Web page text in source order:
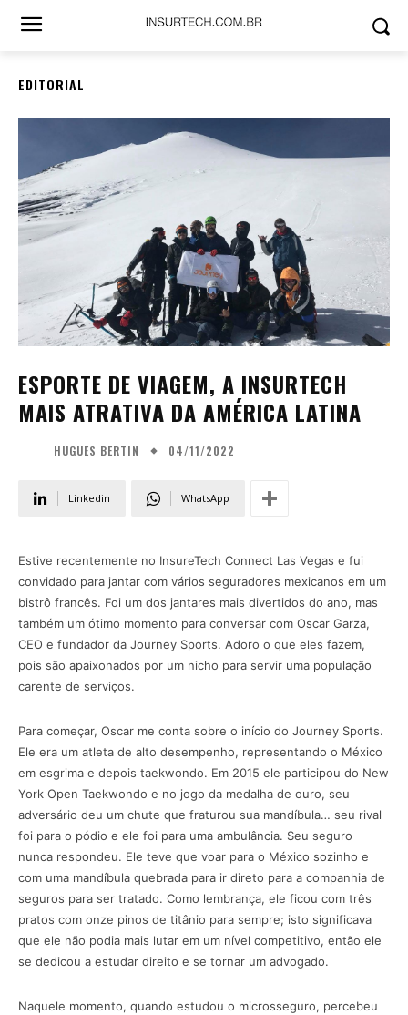
EDITORIAL
ESPORTE DE VIAGEM, A INSURTECH
MAIS ATRATIVA DA AMÉRICA LATINA
HUGUES BERTIN 04/11/2022
Linkedin WhatsApp
Estive recentemente no InsureTech Connect Las Vegas e fui
convidado para jantar com vários seguradores mexicanos em um
bistrô francês. Foi um dos jantares mais divertidos do ano, mas
também um ótimo momento para conversar com Oscar Garza,
CEO e fundador da Journey Sports. Adoro o que eles fazem,
pois são apaixonados por um nicho para servir uma população
carente de serviços.
Para começar, Oscar me conta sobre o início do Journey Sports.
Ele era um atleta de alto desempenho, representando o México
em esgrima e depois taekwondo. Em 2015 ele participou do New
York Open Taekwondo e no jogo da medalha de ouro, seu
adversário deu um chute que fraturou sua mandíbula… seu rival
foi para o pódio e ele foi para uma ambulância. Seu seguro
nunca respondeu. Ele teve que voar para o México sozinho e
com uma mandíbula quebrada para ir direto para a companhia de
seguros para ser tratado. Como lembrança, ele ficou com três
pratos com onze pinos de titânio para sempre; isto significava
que ele não podia mais lutar em um nível competitivo, então ele
se dedicou a estudar direito e se tornar um advogado.
Naquele momento, quando estudou o microsseguro, percebeu